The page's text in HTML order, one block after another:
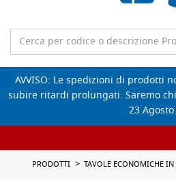
Wishlist
AVVISO: Le spedizioni di prodotti
subire ritardi prolungati. Saremo
23 Agosto.
PRODOTTI TAVOLE ECONOMICHE